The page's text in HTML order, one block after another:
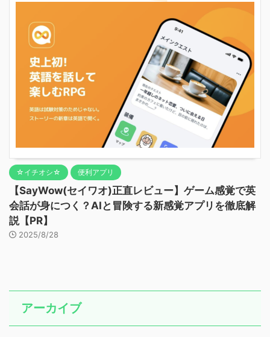
☆イチオシ☆ 便利アプリ
【SayWow(セイワオ)正直レビュー】ゲーム感覚で英
会話が身につく？AIと冒険する新感覚アプリを徹底解
説【PR】
2025/8/28
アーカイブ